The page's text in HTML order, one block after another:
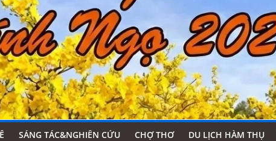
SÁNG TÁC&NGHIÊN CỨU CHỢ THƠ DU LỊCH HÀM THỤ